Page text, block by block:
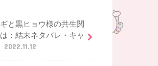
ギと黒ヒョウ様の共生関
：結末ネタバレ・キャ
2022.11.12